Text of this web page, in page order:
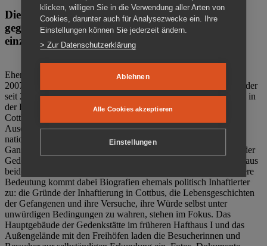
Die Gedenkstätte Zuchthaus Cottbus ist ein Ort
gegen das Vergessen. Anschaulich, nah und
einzigartig.
Ehemalige politische Häftlinge der DDR gründeten im Oktober
2007 den Verein Menschenrechtszentrum Cottbus e. V. (MRZ), der
seit 2011 Eigentümer des ehemaligen Gefängnisses (1860-2002) in
der Bautzener Straße und Träger der Gedenkstätte Zuchthaus
Cottbus ist. Im Zentrum der Arbeit der Gedenkstätte steht die
Auseinandersetzung mit politischem Unrecht während der
nationalsozialistischen Terrorherrschaft und der SED-Diktatur.
Ganzjährig zeigen mehrere Dauer- und Sonderausstellungen in der
Gedenkstätte Zuchthaus Cottbus Beispiele politischen Unrechts aus
beiden deutschen Diktaturen des 20. Jahrhunderts. Eine besondere
Bedeutung kommt dabei Biografien ehemals politisch Inhaftierter
zu: die Gründe der Inhaftierung in Cottbus, die Lebensgeschichten
der Gefangenen und ihre Versuche, ihre Würde selbst unter
unwürdigen Bedingungen zu wahren, stehen im Fokus. Das
Hauptgebäude der Gedenkstätte im früheren Hafthaus I und das
Außengelände mit den Freihöfen laden die Besucherinnen und
klicken, willigen Sie in die Verwendung aller Arten von
Cookies, darunter auch für Analysezwecke ein. Ihre
Einstellungen können Sie jederzeit ändern.
> Zur Datenschutzerklärung
Ablehnen
Alle Cookies akzeptieren
Einstellungen